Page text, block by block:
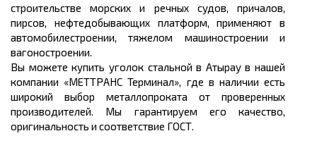
строительстве морских и речных судов, причалов,
пирсов, нефтедобывающих платформ, применяют в
автомобилестроении, тяжелом машиностроении и
вагоностроении.
Вы можетекупить уголок стальной в Атырау в нашей
компании «МЕТТРАНС Терминал», где в наличии есть
широкий выбор металлопроката от проверенных
производителей. Мы гарантируем его качество,
оригинальность и соответствие ГОСТ.